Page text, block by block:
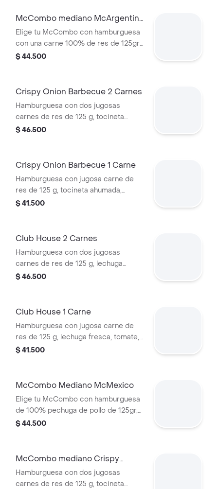
medianas y gaseosa mediana a elegir.
McCombo mediano McArgentina
1 Carne
Elige tu McCombo con hamburguesa
con una carne 100% de res de 125gr,
salsa mayo chimichurri, cebolla
y gaseosa mediana a elegir.
$ 44.500
Crispy Onion Barbecue 2 Carnes
Hamburguesa con dos jugosas
carnes de res de 125 g, tocineta
ahumada, queso blanco cremoso,
$ 46.500
Crispy Onion Barbecue 1 Carne
Hamburguesa con jugosa carne de
res de 125 g, tocineta ahumada,
queso blanco cremoso, cebolla
$ 41.500
Club House 2 Carnes
Hamburguesa con dos jugosas
carnes de res de 125 g, lechuga
fresca, tomate, cebolla grillada,
suave tipo Brioche.
$ 46.500
Club House 1 Carne
Hamburguesa con jugosa carne de
res de 125 g, lechuga fresca, tomate,
cebolla grillada, tocineta ahumada,
$ 41.500
McCombo Mediano McMexico
Elige tu McCombo con hamburguesa
de 100% pechuga de pollo de 125gr,
salsa Tajin, tomate, lechuga, tocineta,
elegir.
$ 44.500
McCombo mediano Crispy
Onion Barbecue 2 Carnes
Hamburguesa con dos jugosas
carnes de res de 125 g, tocineta